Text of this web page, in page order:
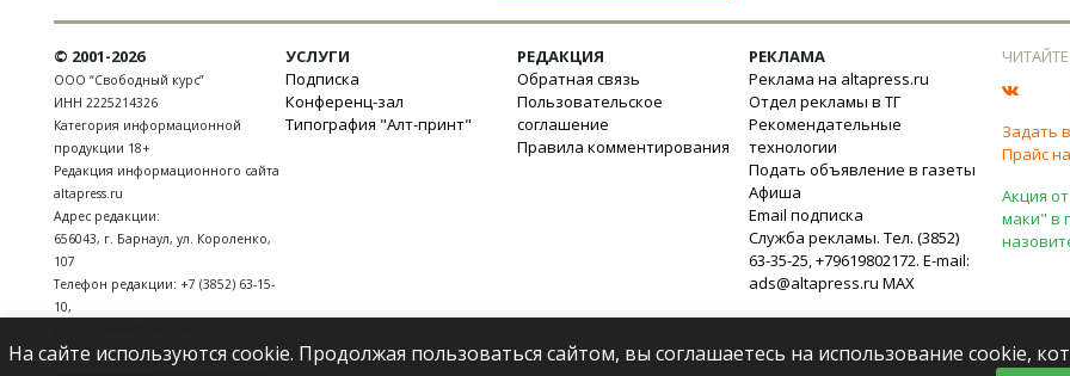
© 2001-2026
ООО “Свободный курс”
ИНН 2225214326
Категория информационной
продукции 18+
Редакция информационного сайта
altapress.ru
Адрес редакции:
656043, г. Барнаул, ул. Короленко,
107
Телефон редакции: +7 (3852) 63-15-
10,
УСЛУГИ
Подписка
Конференц-зал
Типография "Алт-принт"
РЕДАКЦИЯ
Обратная связь
Пользовательское
соглашение
Правила комментирования
РЕКЛАМА
Реклама на altapress.ru
Отдел рекламы в ТГ
Рекомендательные
технологии
Подать объявление в газеты
Афиша
Email подписка
Служба рекламы. Тел. (3852)
63-35-25, +79619802172. E-mail:
ads@altapress.ru MAX
Задать
Прайс
Акция
маки" в
На сайте используются cookie. Продолжая пользоваться сайтом, вы соглашаетесь на использование cookie,